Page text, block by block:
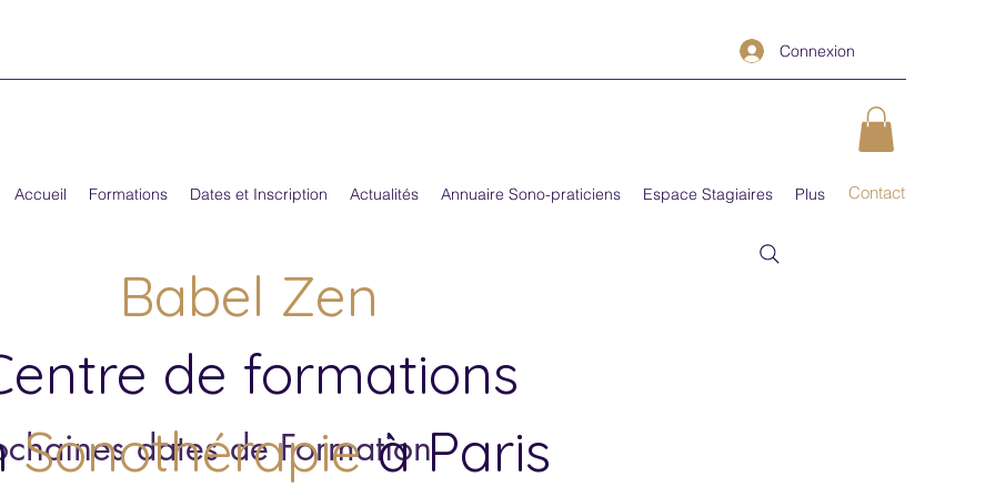
Connexion
Accueil Formations Dates et Inscription Actualités Annuaire Sono-praticiens Espace Stagiaires Plus Contact
Babel Zen
de formations
Sonothérapieà Paris
dates de Formation